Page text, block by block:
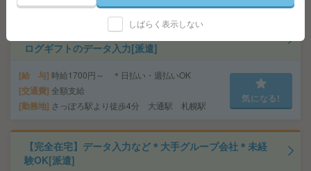
【50名募集＊未経験OK・50代60代歓迎】電話なし・カタ
ログギフトのデータ入力[派遣]
給 与 時給1700円～ ＊日払い・週払いOK
交通費 全額支給
勤務地 さっぽろ駅より徒歩4分 大通駅 札幌駅
気になる!
【完全在宅】データ入力など＊大手グループ会社＊未経
験OK[派遣]
しばらく表示しない